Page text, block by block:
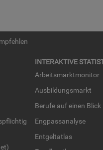
IN­TER­AK­TI­VE
Ar­beits­markt­mo­ni­tor
Aus­bil­dungs­markt
Be­ru­fe auf einen Blick
Eng­pass­ana­ly­se
Ent­gel­t­at­las